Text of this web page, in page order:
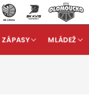
ZÁPASY MLÁDEŽ